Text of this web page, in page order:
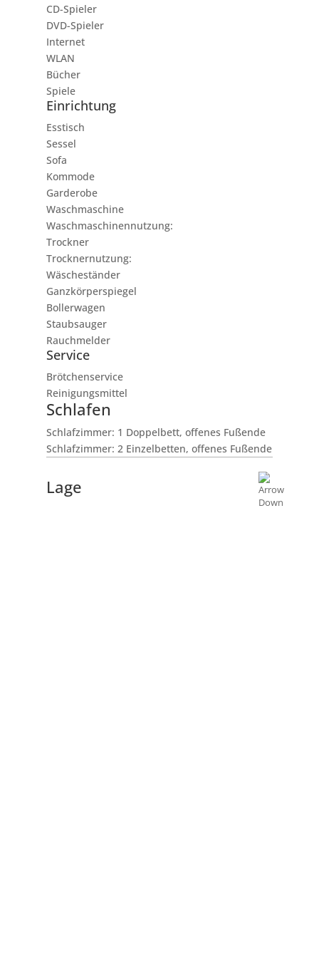
CD-Spieler
DVD-Spieler
Internet
WLAN
Bücher
Spiele
Einrichtung
Esstisch
Sessel
Sofa
Kommode
Garderobe
Waschmaschine
Waschmaschinennutzung:
Trockner
Trocknernutzung:
Wäscheständer
Ganzkörperspiegel
Bollerwagen
Staubsauger
Rauchmelder
Service
Brötchenservice
Reinigungsmittel
Schlafen
Schlafzimmer: 1 Doppelbett, offenes Fußende
Schlafzimmer: 2 Einzelbetten, offenes Fußende
Lage